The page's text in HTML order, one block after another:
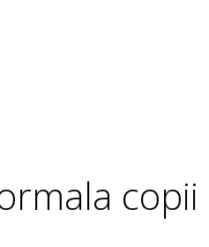
copii